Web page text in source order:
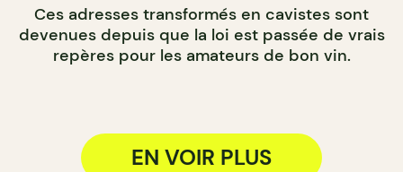
Ces adresses transformés en cavistes sont
devenues depuis que la loi est passée de vrais
repères pour les amateurs de bon vin.
EN VOIR PLUS